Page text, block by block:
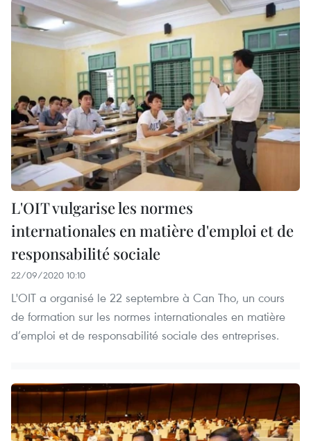
L'OIT vulgarise les normes
internationales en matière d'emploi et de
responsabilité sociale
22/09/2020 10:10
L'OIT a organisé le 22 septembre à Can Tho, un cours
de formation sur les normes internationales en matière
d’emploi et de responsabilité sociale des entreprises.